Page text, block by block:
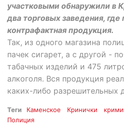
участковыми обнаружили в
два торговых заведения, где
контрафактная продукция.
Так, из одного магазина
пачек сигарет, а с другой -
табачных изделий и 475
алкоголя. Вся продукция
каких-либо разрешительных
Теги Каменское Кринички
Полиция